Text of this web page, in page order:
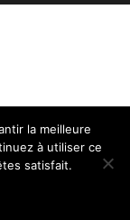
la meilleure
à utiliser ce
satisfait.